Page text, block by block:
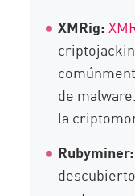
XMRig:
de
la
Rubyminer: